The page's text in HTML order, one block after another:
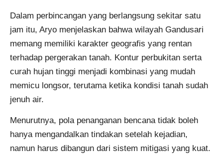
Dalam perbincangan yang berlangsung sekitar satu
jam itu, Aryo menjelaskan bahwa wilayah Gandusari
memang memiliki karakter geografis yang rentan
terhadap pergerakan tanah. Kontur perbukitan serta
curah hujan tinggi menjadi kombinasi yang mudah
memicu longsor, terutama ketika kondisi tanah sudah
jenuh air.
Menurutnya, pola penanganan bencana tidak boleh
hanya mengandalkan tindakan setelah kejadian,
namun harus dibangun dari sistem mitigasi yang kuat.